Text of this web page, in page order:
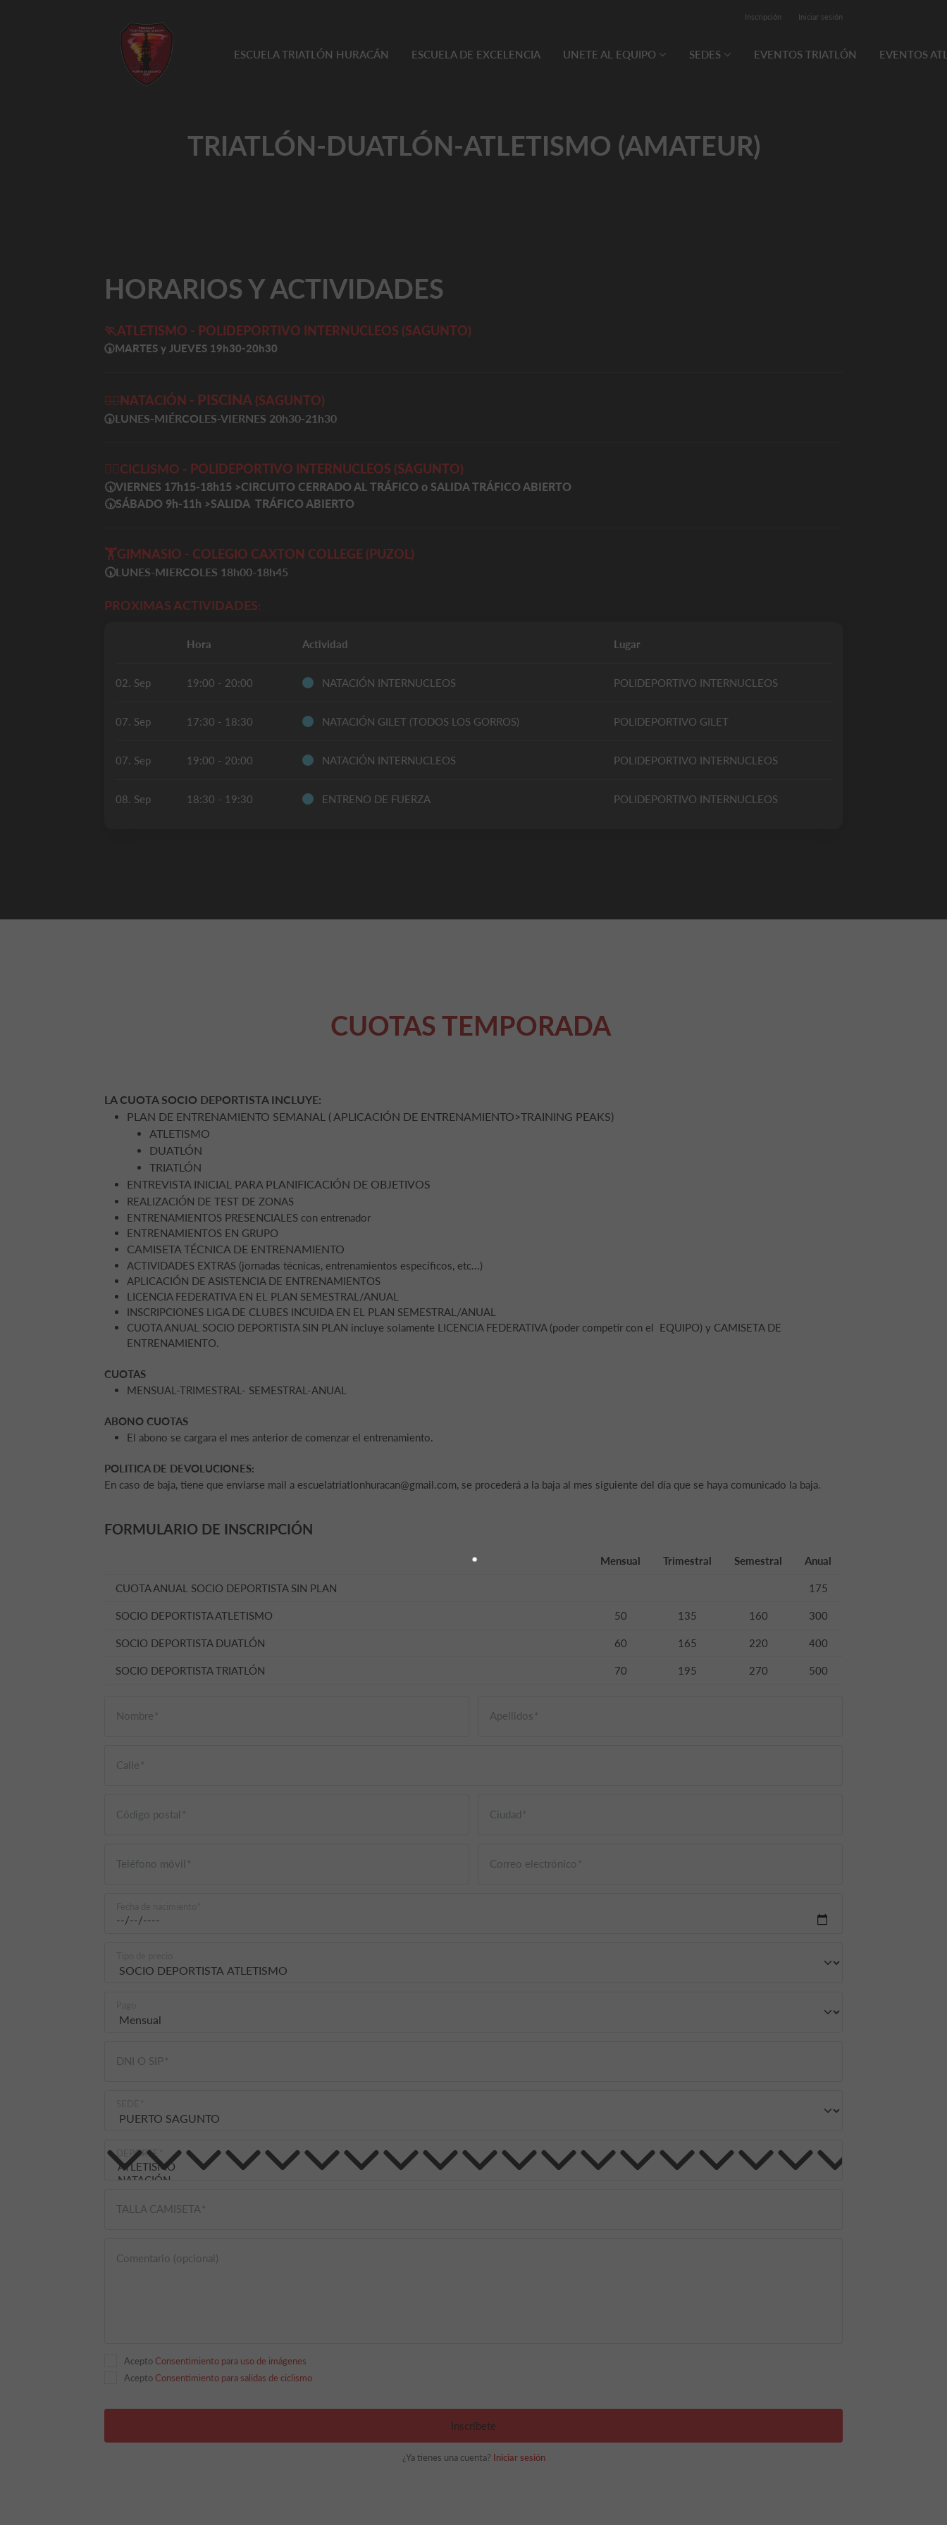
Inscripción Iniciar sesión
ESCUELA TRIATLÓN HURACÁN ESCUELA DE EXCELENCIA UNETE AL EQUIPO SEDES EVENTOS TRIATLÓN EVENTOS
TRIATLÓN-DUATLÓN-ATLETISMO (AMATEUR)
HORARIOS Y ACTIVIDADES
🏃ATLETISMO - POLIDEPORTIVO INTERNUCLEOS (SAGUNTO)
🕠MARTES y JUEVES 19h30-20h30
🏊‍♀️NATACIÓN - PISCINA (SAGUNTO)
🕠LUNES-MIÉRCOLES-VIERNES 20h30-21h30
🚴‍♀️CICLISMO - POLIDEPORTIVO INTERNUCLEOS (SAGUNTO)
🕠VIERNES 17h15-18h15 >CIRCUITO CERRADO AL TRÁFICO o SALIDA TRÁFICO ABIERTO
🕠SÁBADO 9h-11h >SALIDA TRÁFICO ABIERTO
🏋️GIMNASIO - COLEGIO CAXTON COLLEGE (PUZOL)
🕠LUNES-MIERCOLES 18h00-18h45
PROXIMAS ACTIVIDADES:
Hora Actividad Lugar
02. Sep 19:00 - 20:00 NATACIÓN INTERNUCLEOS POLIDEPORTIVO INTERNUCLEOS
07. Sep 17:30 - 18:30 NATACIÓN GILET (TODOS LOS GORROS) POLIDEPORTIVO GILET
07. Sep 19:00 - 20:00 NATACIÓN INTERNUCLEOS POLIDEPORTIVO INTERNUCLEOS
08. Sep 18:30 - 19:30 ENTRENO DE FUERZA POLIDEPORTIVO INTERNUCLEOS
CUOTAS TEMPORADA
LA CUOTA SOCIO DEPORTISTA INCLUYE:
PLAN DE ENTRENAMIENTO SEMANAL ( APLICACIÓN DE ENTRENAMIENTO>TRAINING PEAKS)
ATLETISMO
DUATLÓN
TRIATLÓN
ENTREVISTA INICIAL PARA PLANIFICACIÓN DE OBJETIVOS
REALIZACIÓN DE TEST DE ZONAS
ENTRENAMIENTOS PRESENCIALES con entrenador
ENTRENAMIENTOS EN GRUPO
CAMISETA TÉCNICA DE ENTRENAMIENTO
ACTIVIDADES EXTRAS (jornadas técnicas, entrenamientos específicos, etc...)
APLICACIÓN DE ASISTENCIA DE ENTRENAMIENTOS
LICENCIA FEDERATIVA EN EL PLAN SEMESTRAL/ANUAL
INSCRIPCIONES LIGA DE CLUBES INCUIDA EN EL PLAN SEMESTRAL/ANUAL
CUOTA ANUAL SOCIO DEPORTISTA SIN PLAN incluye solamente LICENCIA FEDERATIVA (poder competir con el EQUIPO) y CAMISETA DE
ENTRENAMIENTO.
CUOTAS
MENSUAL-TRIMESTRAL- SEMESTRAL-ANUAL
ABONO CUOTAS
El abono se cargara el mes anterior de comenzar el entrenamiento.
POLITICA DE DEVOLUCIONES:
En caso de baja, tiene que enviarse mail a escuelatriatlonhuracan@gmail.com, se procederá a la baja al mes siguiente del día que se haya comunicado la baja.
FORMULARIO DE INSCRIPCIÓN
Mensual Trimestral Semestral Anual
CUOTA ANUAL SOCIO DEPORTISTA SIN PLAN 175
SOCIO DEPORTISTA ATLETISMO 50 135 160 300
SOCIO DEPORTISTA DUATLÓN 60 165 220 400
SOCIO DEPORTISTA TRIATLÓN 70 195 270 500
Nombre Apellidos
Calle
Código postal Ciudad
Teléfono móvil Correo electrónico
DNI O SIP
DEPORTE
TALLA CAMISETA
Comentario (opcional)
Acepto Consentimiento para uso de imágenes
Acepto Consentimiento para salidas de ciclismo
Inscríbete
¿Ya tienes una cuenta? Iniciar sesión